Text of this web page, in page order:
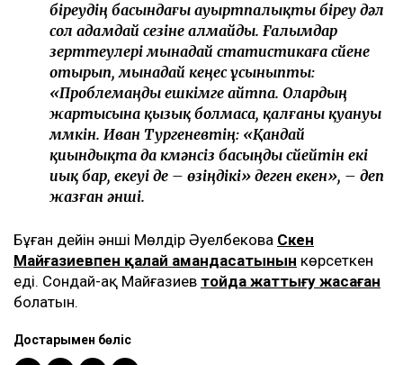
біреудің басындағы ауыртпалықты біреу дәл
сол адамдай сезіне алмайды. Ғалымдар
зерттеулері мынадай статистикаға сүйене
отырып, мынадай кеңес ұсыныпты:
«Проблемаңды ешкімге айтпа. Олардың
жартысына қызық болмаса, қалғаны қуануы
мүмкін. Иван Тургеневтің: «Қандай
қиындықта да күмәнсіз басыңды сүйейтін екі
иық бар, екеуі де – өзіңдікі» деген екен», – деп
жазған әнші.
Бұған дейін әнші Мөлдір Әуелбекова Сәкен
Майғазиевпен қалай амандасатынын көрсеткен
еді. Сондай-ақ Майғазиев тойда жаттығу жасаған
болатын.
Достарыңмен бөліс